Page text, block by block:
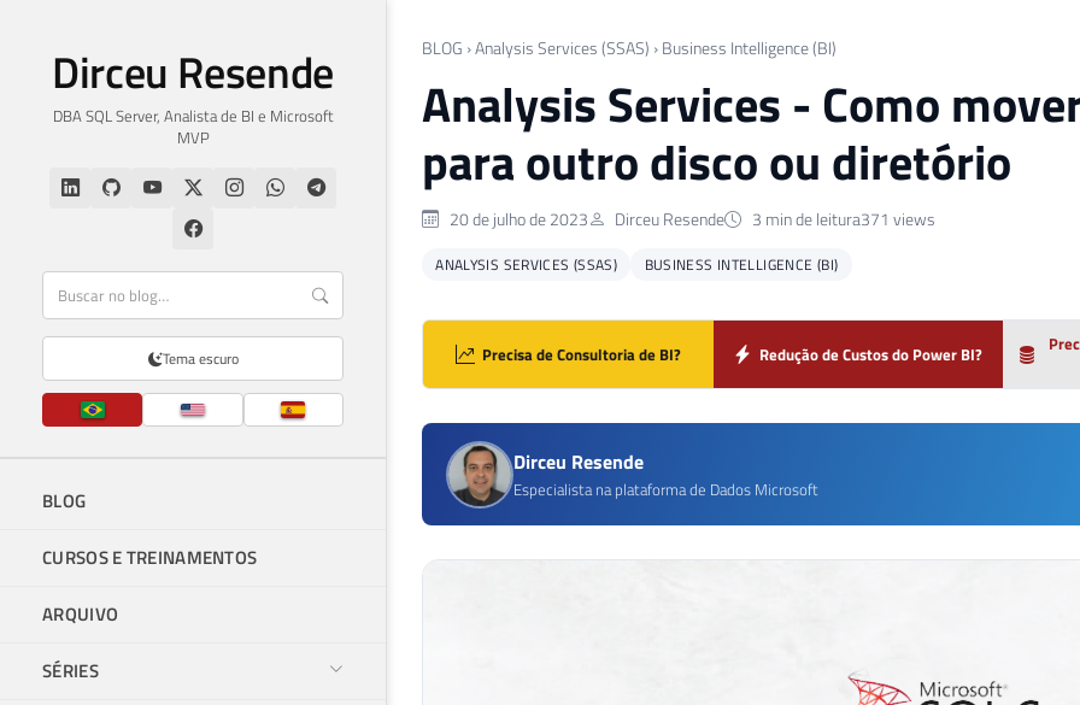
Dirceu Resende
DBA SQL Server, Analista de BI e Microsoft
MVP
Tema escuro
BLOG
CURSOS E TREINAMENTOS
ARQUIVO
SÉRIES
BLOG ›Analysis Services (SSAS) › Business Intelligence (BI)
Analysis Services - Como
para outro disco ou diretório
20 de julho de 2023 Dirceu Resende 3 min de leitura371 views
ANALYSIS SERVICES (SSAS) BUSINESS INTELLIGENCE (BI)
Precisa de Consultoria de BI? Redução de Custos do Power BI?
Dirceu Resende
Especialista na plataforma de Dados Microsoft